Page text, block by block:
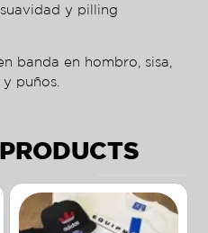
y pilling
banda en hombro, sisa,
puños.